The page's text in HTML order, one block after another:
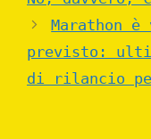
Marathon
previsto:
di rilancio